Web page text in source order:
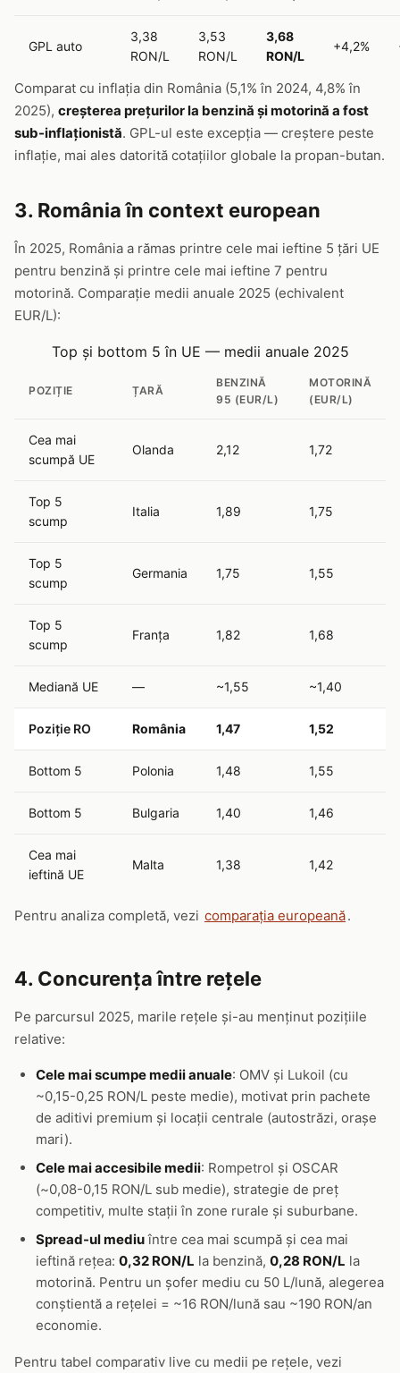
GPL auto
3,38
RON/L
3,53
RON/L
3,68
RON/L
+4,2%
Comparat cu inflația din România (5,1% în 2024, 4,8% în
2025), creșterea prețurilor la benzină și motorină a fost
sub-inflaționistă. GPL-ul este excepția — creștere peste
inflație, mai ales datorită cotațiilor globale la propan-butan.
3. România în context european
În 2025, România a rămas printre cele mai ieftine 5 țări UE
pentru benzină și printre cele mai ieftine 7 pentru
motorină. Comparație medii anuale 2025 (echivalent
EUR/L):
Top și bottom 5 în UE — medii anuale 2025
POZIȚIE ȚARĂ
BENZINĂ
95 (EUR/L)
MOTORINĂ
(EUR/L)
Cea mai
scumpă UE
Olanda 2,12 1,72
Top 5
scump
Italia 1,89 1,75
Top 5
scump
Germania 1,75 1,55
Top 5
scump
Franța 1,82 1,68
Mediană UE — ~1,55 ~1,40
Poziție RO România 1,47 1,52
Bottom 5 Polonia 1,48 1,55
Bottom 5 Bulgaria 1,40 1,46
Cea mai
ieftină UE
Malta 1,38 1,42
Pentru analiza completă, vezi comparația europeană.
4. Concurența între rețele
Pe parcursul 2025, marile rețele și-au menținut pozițiile
relative:
Cele mai scumpe medii anuale: OMV și Lukoil (cu
~0,15-0,25 RON/L peste medie), motivat prin pachete
de aditivi premium și locații centrale (autostrăzi, orașe
mari).
Cele mai accesibile medii: Rompetrol și OSCAR
(~0,08-0,15 RON/L sub medie), strategie de preț
competitiv, multe stații în zone rurale și suburbane.
Spread-ul mediuîntre cea mai scumpă și cea mai
ieftină rețea: 0,32 RON/L la benzină, 0,28 RON/L la
motorină. Pentru un șofer mediu cu 50 L/lună, alegerea
conștientă a rețelei = ~16 RON/lună sau ~190 RON/an
economie.
Pentru tabel comparativ live cu medii pe rețele, vezi